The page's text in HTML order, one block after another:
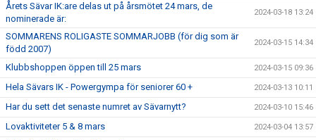
Årets Sävar IK:are delas ut på årsmötet 24 mars, de
nominerade är:
2024-03-18 13:24
SOMMARENS ROLIGASTE SOMMARJOBB (för dig som är
född 2007)
2024-03-15 14:34
Klubbshoppen öppen till 25 mars 2024-03-15 09:36
Hela Sävars IK - Powergympa för seniorer 60 + 2024-03-13 10:11
Har du sett det senaste numret av Sävarnytt? 2024-03-10 15:46
Lovaktiviteter 5 & 8 mars 2024-03-04 13:57